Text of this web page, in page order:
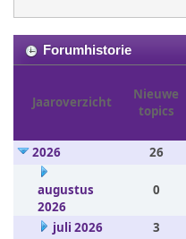
Forumhistorie
Jaaroverzicht
Nieuwe
topics
2026 26
augustus
2026
0
juli 2026 3